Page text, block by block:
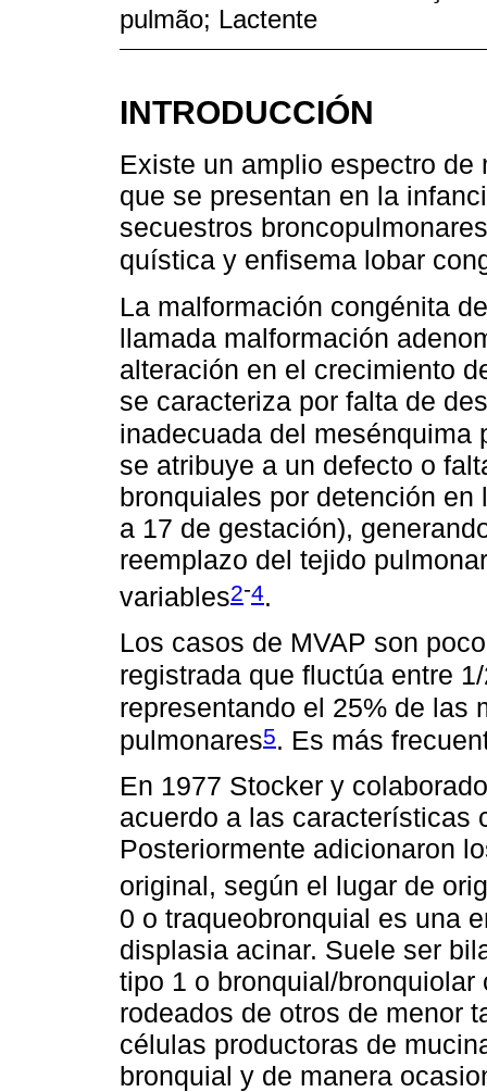
pulmão; Lactente
INTRODUCCIÓN
Existe un amplio espectro
que se presentan en la
secuestros
quística y enfisema lobar
La malformación congénita
llamada malformación
alteración en el crecimiento
se caracteriza por falta de
inadecuada del mesénquima
se atribuye a un defecto o
bronquiales por detención
a 17 de gestación),
reemplazo del tejido
variables2-4.
Los casos de MVAP son
registrada que fluctúa entre
representando el 25% de las
pulmonares5. Es más
En 1977 Stocker y
acuerdo a las características
Posteriormente adicionaron
original, según el lugar de
0 o traqueobronquial es una
displasia acinar. Suele ser
tipo 1 o bronquial/
rodeados de otros de menor
células productoras de
bronquial y de manera